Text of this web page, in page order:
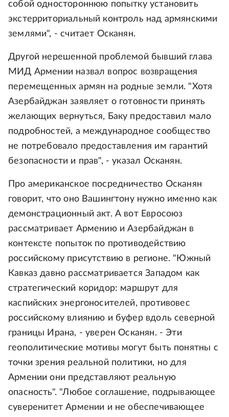
собой одностороннюю попытку установить
экстерриториальный контроль над армянскими
землями", - считает Осканян.
Другой нерешенной проблемой бывший глава
МИД Армении назвал вопрос возвращения
перемещенных армян на родные земли. "Хотя
Азербайджан заявляет о готовности принять
желающих вернуться, Баку предоставил мало
подробностей, а международное сообщество
не потребовало предоставления им гарантий
безопасности и прав", - указал Осканян.
Про американское посредничество Осканян
говорит, что оно Вашингтону нужно именно как
демонстрационный акт. А вот Евросоюз
рассматривает Армению и Азербайджан в
контексте попыток по противодействию
российскому присутствию в регионе. "Южный
Кавказ давно рассматривается Западом как
стратегический коридор: маршрут для
каспийских энергоносителей, противовес
российскому влиянию и буфер вдоль северной
границы Ирана, - уверен Осканян. - Эти
геополитические мотивы могут быть понятны с
точки зрения реальной политики, но для
Армении они представляют реальную
опасность". "Любое соглашение, подрывающее
суверенитет Армении и не обеспечивающее